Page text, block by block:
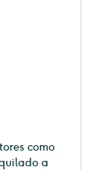
como
a